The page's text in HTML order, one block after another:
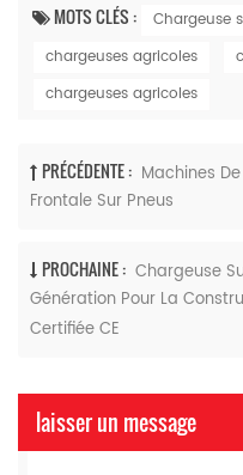
MOTS CLÉS : Chargeuse
chargeuses agricoles
chargeuses agricoles
PRÉCÉDENTE : Machines
Frontale Sur Pneus
PROCHAINE : Chargeuse
Génération Pour La
Certifiée CE
laisser un message